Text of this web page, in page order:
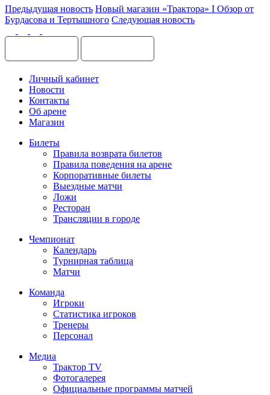
Предыдущая новость Новый магазин «Трактора» I Обзор от
Бурдасова и Тертышного Следующая новость
Личный кабинет
Новости
Контакты
Об арене
Магазин
Билеты
Правила возврата билетов
Правила поведения на арене
Корпоративные билеты
Выездные матчи
Ложи
Ресторан
Трансляции в городе
Чемпионат
Календарь
Турнирная таблица
Матчи
Команда
Игроки
Статистика игроков
Тренеры
Персонал
Медиа
Трактор TV
Фотогалерея
Официальные программы матчей